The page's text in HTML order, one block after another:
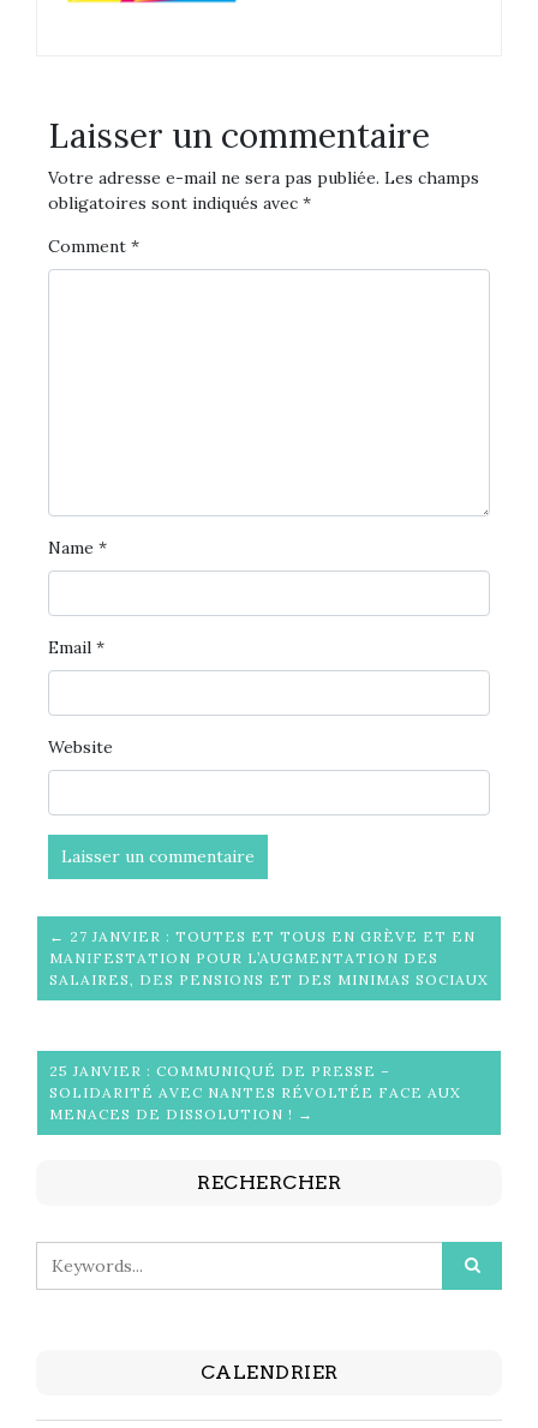
Laisser un commentaire
Votre adresse e-mail ne sera pas publiée. Les champs
obligatoires sont indiqués avec *
Comment *
Name *
Email *
Website
← 27 JANVIER : TOUTES ET TOUS EN GRÈVE ET EN
MANIFESTATION POUR L’AUGMENTATION DES
SALAIRES, DES PENSIONS ET DES MINIMAS SOCIAUX
25 JANVIER : COMMUNIQUÉ DE PRESSE –
SOLIDARITÉ AVEC NANTES RÉVOLTÉE FACE AUX
MENACES DE DISSOLUTION ! →
RECHERCHER
CALENDRIER